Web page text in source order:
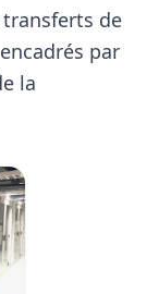
de
par
la